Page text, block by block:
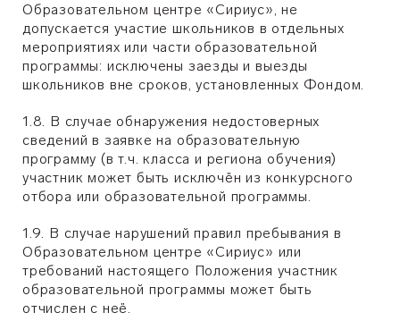
Образовательном центре «Сириус», не
допускается участие школьников в отдельных
мероприятиях или части образовательной
программы: исключены заезды и выезды
школьников вне сроков, установленных Фондом.
1.8. В случае обнаружения недостоверных
сведений в заявке на образовательную
программу (в т.ч. класса и региона обучения)
участник может быть исключён из конкурсного
отбора или образовательной программы.
1.9. В случае нарушений правил пребывания в
Образовательном центре «Сириус» или
требований настоящего Положения участник
образовательной программы может быть
отчислен с неё.